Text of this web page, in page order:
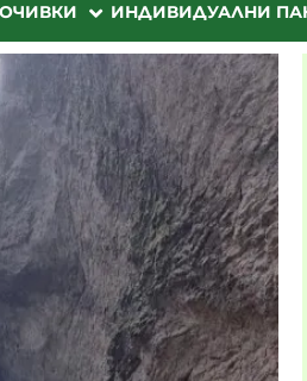
ИНДИВИДУАЛНИ